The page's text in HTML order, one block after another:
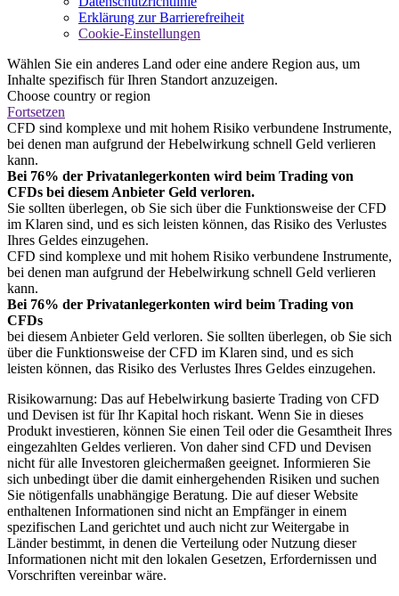
Erklärung zur Barrierefreiheit
Cookie-Einstellungen
Wählen Sie ein anderes Land oder eine andere Region aus, um
Inhalte spezifisch für Ihren Standort anzuzeigen.
Choose country or region
Fortsetzen
CFD sind komplexe und mit hohem Risiko verbundene Instrumente,
bei denen man aufgrund der Hebelwirkung schnell Geld verlieren
kann.
Bei 76% der Privatanlegerkonten wird beim Trading von
CFDs bei diesem Anbieter Geld verloren.
Sie sollten überlegen, ob Sie sich über die Funktionsweise der CFD
im Klaren sind, und es sich leisten können, das Risiko des Verlustes
Ihres Geldes einzugehen.
CFD sind komplexe und mit hohem Risiko verbundene Instrumente,
bei denen man aufgrund der Hebelwirkung schnell Geld verlieren
kann.
Bei 76% der Privatanlegerkonten wird beim Trading von
CFDs
bei diesem Anbieter Geld verloren. Sie sollten überlegen, ob Sie sich
über die Funktionsweise der CFD im Klaren sind, und es sich
leisten können, das Risiko des Verlustes Ihres Geldes einzugehen.
Risikowarnung: Das auf Hebelwirkung basierte Trading von CFD
und Devisen ist für Ihr Kapital hoch riskant. Wenn Sie in dieses
Produkt investieren, können Sie einen Teil oder die Gesamtheit Ihres
eingezahlten Geldes verlieren. Von daher sind CFD und Devisen
nicht für alle Investoren gleichermaßen geeignet. Informieren Sie
sich unbedingt über die damit einhergehenden Risiken und suchen
Sie nötigenfalls unabhängige Beratung. Die auf dieser Website
enthaltenen Informationen sind nicht an Empfänger in einem
spezifischen Land gerichtet und auch nicht zur Weitergabe in
Länder bestimmt, in denen die Verteilung oder Nutzung dieser
Informationen nicht mit den lokalen Gesetzen, Erfordernissen und
Vorschriften vereinbar wäre.